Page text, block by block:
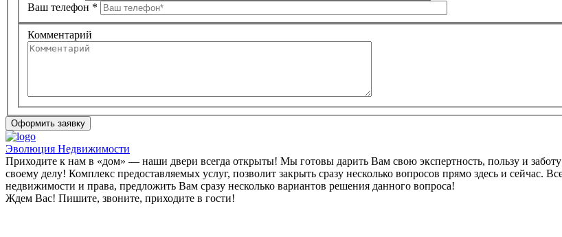
Ваш телефон *
Комментарий
Эволюция Недвижимости
Приходите к нам в «дом» — наши двери всегда открыты! Мы готовы дарить Вам свою экспертность, пользу и
своему делу! Комплекс предоставляемых услуг, позволит закрыть сразу несколько вопросов прямо здесь и
недвижимости и права, предложить Вам сразу несколько вариантов решения данного вопроса!
Ждем Вас! Пишите, звоните, приходите в гости!